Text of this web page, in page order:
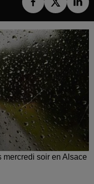
mercredi soir en Alsace